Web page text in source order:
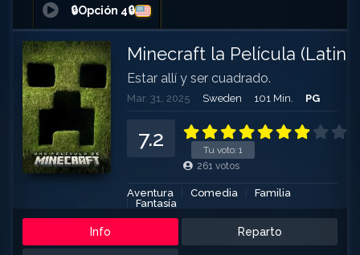
🔒Opción 4🔒
Minecraft la Película
Estar allí y ser cuadrado.
Mar. 31, 2025 Sweden 101 Min. PG
Tu voto: 1
7.2
261 votos
Aventura Comedia
Familia
Fantasía
Info Reparto